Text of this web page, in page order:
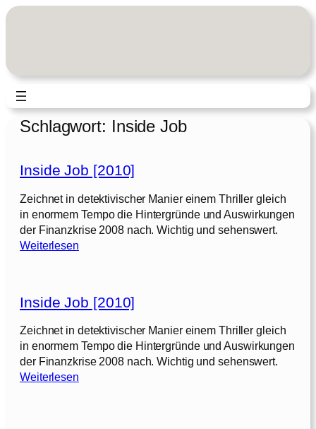
Zum
Schlagwort: Inside Job
Inside Job [2010]
Zeichnet in detektivischer Manier einem Thriller gleich
in enormem Tempo die Hintergründe und Auswirkungen
der Finanzkrise 2008 nach. Wichtig und sehenswert.
Weiterlesen:
i
e
J
o
b
Inside Job [2010]
Zeichnet in detektivischer Manier einem Thriller gleich
in enormem Tempo die Hintergründe und Auswirkungen
der Finanzkrise 2008 nach. Wichtig und sehenswert.
Weiterlesen: